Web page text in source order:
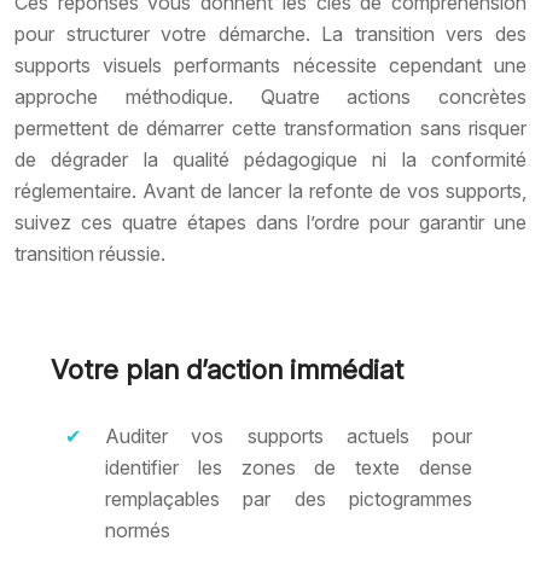
pour structurer votre démarche. La transition vers des
supports visuels performants nécessite cependant une
approche méthodique. Quatre actions concrètes
permettent de démarrer cette transformation sans risquer
de dégrader la qualité pédagogique ni la conformité
réglementaire. Avant de lancer la refonte de vos supports,
suivez ces quatre étapes dans l’ordre pour garantir une
transition réussie.
Votre plan d’action immédiat
Auditer vos supports actuels pour
identifier les zones de texte dense
remplaçables par des pictogrammes
normés